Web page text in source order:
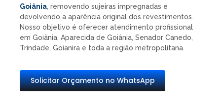
Goiânia, removendo sujeiras impregnadas e
devolvendo a aparência original dos revestimentos.
Nosso objetivo é oferecer atendimento profissional
em Goiânia, Aparecida de Goiânia, Senador Canedo,
Trindade, Goianira e toda a região metropolitana.
Solicitar Orçamento no WhatsApp